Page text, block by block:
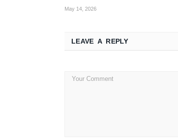
May 14, 2026
LEAVE A REPLY